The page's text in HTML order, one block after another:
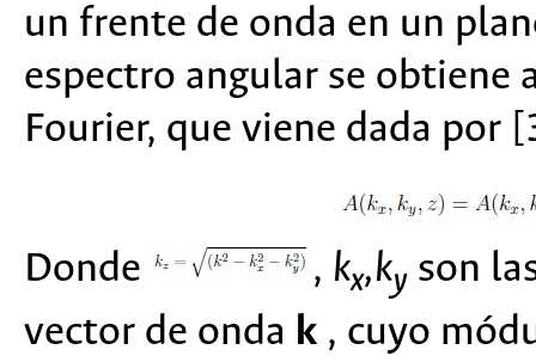
un frente de onda en un
espectro angular se obtiene
Fourier, que viene dada por
Donde , kx,ky son
vector de onda k , cuyo